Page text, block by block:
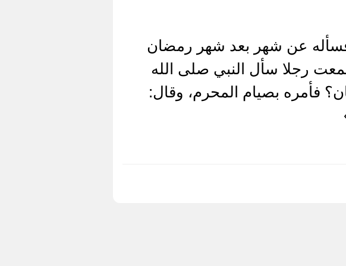
عن شهر بعد شهر رمضان
رجلا سأل النبي صلى الله
فأمره بصيام المحرم، وقال: